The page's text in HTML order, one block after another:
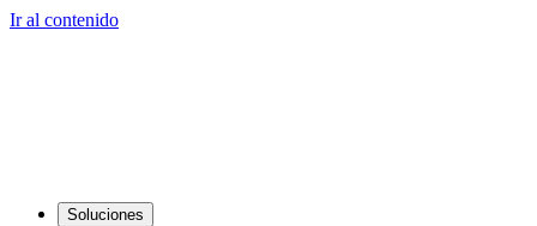
Ir al contenido
Soluciones